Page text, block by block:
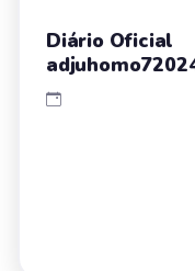
Diário Oficial